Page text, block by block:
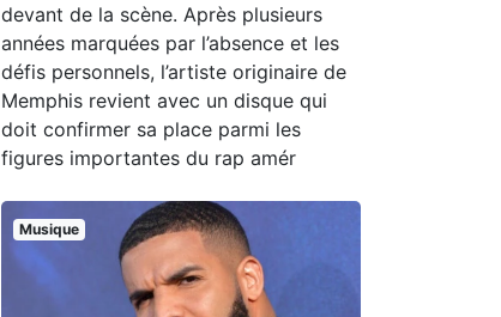
devant de la scène. Après plusieurs
années marquées par l’absence et les
défis personnels, l’artiste originaire de
Memphis revient avec un disque qui
doit confirmer sa place parmi les
figures importantes du rap amér
Musique